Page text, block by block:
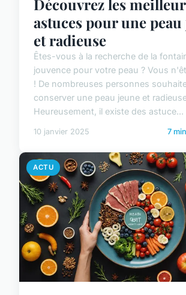
Découvrez les
astuces pour une
et radieuse
Êtes-vous à la recherche de la
jouvence pour votre peau ? Vous
! De nombreuses personnes
conserver une peau jeune et
Heureusement, il existe des astuce...
10 janvier 2025 7
ACTU